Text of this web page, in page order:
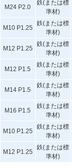
M24 P2.0
鉄(または標
準材)
M10 P1.25
鉄(または標
準材)
M12 P1.25
鉄(または標
準材)
M12 P1.5
鉄(または標
準材)
M14 P1.5
鉄(または標
準材)
M16 P1.5
鉄(または標
準材)
M10 P1.25
鉄(または標
準材)
M12 P1.25
鉄(または標
準材)